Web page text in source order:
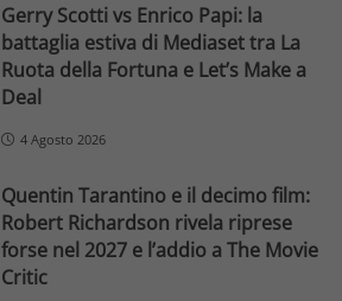
Gerry Scotti vs Enrico Papi: la
battaglia estiva di Mediaset tra La
Ruota della Fortuna e Let’s Make a
Deal
4 Agosto 2026
Quentin Tarantino e il decimo film:
Robert Richardson rivela riprese
forse nel 2027 e l’addio a The Movie
Critic